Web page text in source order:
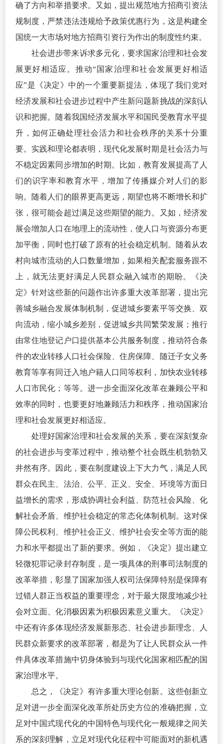
确了方向和举措要求。又如，提出规范地方招商引资法
规制度，严禁违法违规给予政策优惠行为，这是构建全
国统一大市场对地方招商引资行为作出的制度性约束。
社会进步带来诉求多元化，要求国家治理和社会发
展更好相适应。推动“国家治理和社会发展更好相适
应”是《决定》中的一个重要新提法，体现了我们党对
经济发展和社会进步过程中产生新问题新挑战的深刻认
识和把握。随着我国经济发展水平和国民受教育水平提
升，如何正确处理社会活力和社会秩序的关系十分重
要。实践和理论都表明，现代化发展时期是社会活力与
不稳定因素同步增加的时期。比如，教育发展提高了人
们的识字率和教育水平，增加了传播媒介对人们的影
响。随着人们的眼界更高更远，期望也将不断增长和扩
张，很可能会超过满足这些期望的能力。又如，经济发
展会增加人口在地理上的流动性，使人口与资源分布更
加平衡，同时也打破了原有的社会稳定机制。随着从农
村向城市流动的人口数量增加，如果相关配套服务跟不
上，就无法更好满足人民群众融入城市的期盼。《决
定》针对这些新的问题作出许多重大改革部署，提出完
善城乡融合发展体制机制，促进城乡要素平等交换、双
向流动，缩小城乡差别，促进城乡共同繁荣发展；推行
由常住地登记户口提供基本公共服务制度，推动符合条
件的农业转移人口社会保险、住房保障、随迁子女义务
教育等享有同迁入地户籍人口同等权利，加快农业转移
人口市民化；等等。进一步全面深化改革在兼顾公平和
效率的同时，也要更好地兼顾活力和秩序，推动国家治
理和社会发展更好相适应。
处理好国家治理和社会发展的关系，要在深刻复杂
的社会进步与变革过程中，推动整个社会既生机勃勃又
井然有序。因此，要在制度建设上下大力气，满足人民
群众在民主、法治、公平、正义、安全、环境等方面日
益增长的需求，形成协调社会利益、防范社会风险、化
解社会矛盾、维护社会稳定的常态化体制机制。这对保
障公民权利、维护社会正义、维护社会安全等方面的能
力和水平都提出了新的要求。例如，《决定》提出建立
轻微犯罪记录封存制度，是一项具体的刑事司法制度的
改革举措，彰显了国家加强人权司法保障特别是保障有
过错人群正当权益的重要理念，对于最大限度地减少社
会对立面、化消极因素为积极因素意义重大。《决定》
中还有许多体现经济发展新形态、社会进步新理念、人
民群众新要求的改革部署，都是为了让人民群众从一件
件具体改革措施中切身体验到与现代化国家相匹配的国
家治理水平。
总之，《决定》有许多重大理论创新。这些创新立
足对进一步全面深化改革所处历史方位的准确把握，立
足对中国式现代化的中国特色与现代化一般规律之间关
系的深刻理解，立足对现代化征程中可能面对的新机遇